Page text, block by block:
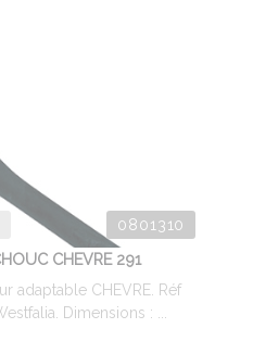
0801310
CHEVRE 291
adaptable CHEVRE. Réf
Dimensions : ...